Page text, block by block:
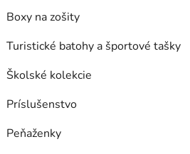
Boxy na zošity
Turistické batohy a športové tašky
Školské kolekcie
Príslušenstvo
Peňaženky